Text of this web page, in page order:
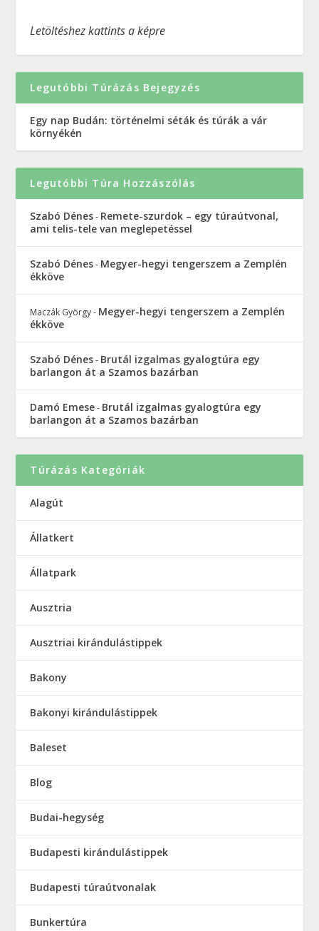
Letöltéshez kattints a képre
Legutóbbi Túrázás Bejegyzés
Egy nap Budán: történelmi séták és túrák a vár
környékén
Legutóbbi Túra Hozzászólás
Szabó Dénes- Remete-szurdok – egy túraútvonal,
ami telis-tele van meglepetéssel
Szabó Dénes- Megyer-hegyi tengerszem a Zemplén
ékköve
Maczák György- Megyer-hegyi tengerszem a Zemplén
ékköve
Szabó Dénes- Brutál izgalmas gyalogtúra egy
barlangon át a Szamos bazárban
Damó Emese- Brutál izgalmas gyalogtúra egy
barlangon át a Szamos bazárban
Túrázás Kategóriák
Alagút
Állatkert
Állatpark
Ausztria
Ausztriai kirándulástippek
Bakony
Bakonyi kirándulástippek
Baleset
Blog
Budai-hegység
Budapesti kirándulástippek
Budapesti túraútvonalak
Bunkertúra